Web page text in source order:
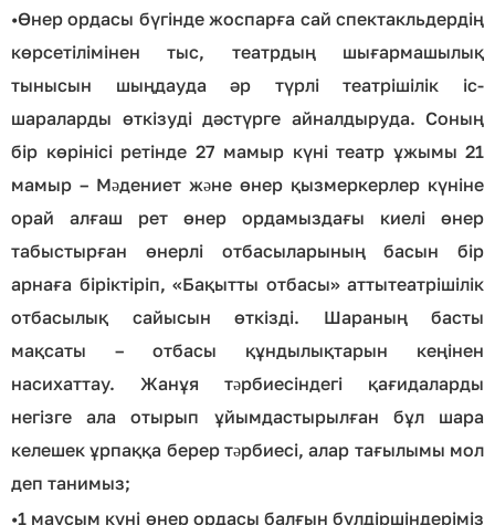
•Өнер ордасы бүгінде жоспарға сай спектакльдердің
көрсетілімінен тыс, театрдың шығармашылық
тынысын шыңдауда әр түрлі театрішілік іс-
шараларды өткізуді дәстүрге айналдыруда. Соның
бір көрінісі ретінде 27 мамыр күні театр ұжымы 21
мамыр – Мəдениет жəне өнер қызмеркерлер күніне
орай алғаш рет өнер ордамыздағы киелі өнер
табыстырған өнерлі отбасыларының басын бір
арнаға біріктіріп, «Бақытты отбасы» аттытеатрішілік
отбасылық сайысын өткізді. Шараның басты
мақсаты – отбасы құндылықтарын кеңінен
насихаттау. Жанұя тəрбиесіндегі қағидаларды
негізге ала отырып ұйымдастырылған бұл шара
келешек ұрпаққа берер тəрбиесі, алар тағылымы мол
деп танимыз;
•1 маусым күні өнер ордасы балғын бүлдіршіндеріміз